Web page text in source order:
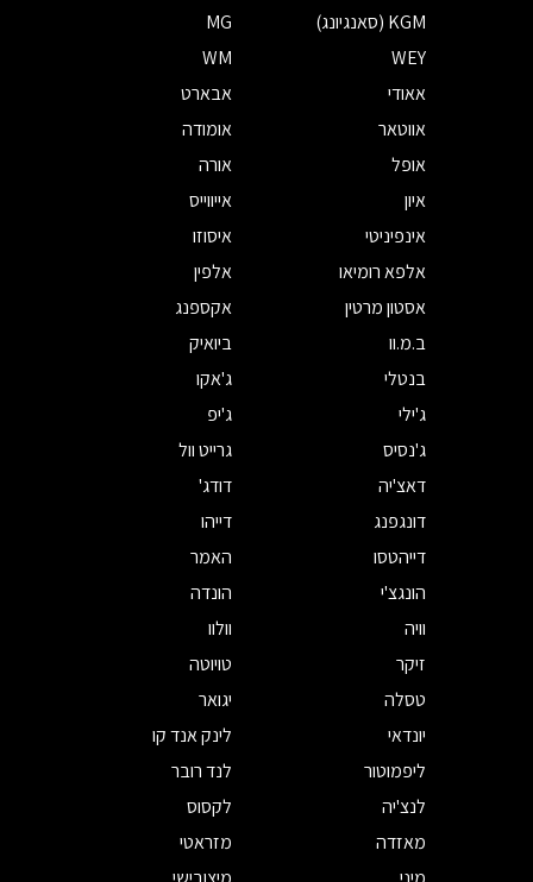
KGM (סאנגיונג)
MG
WEY
WM
אאודי
אבארט
אווטאר
אומודה
אופל
אורה
איון
אייווייס
אינפיניטי
איסוזו
אלפא רומיאו
אלפין
אסטון מרטין
אקספנג
ב.מ.וו
ביואיק
בנטלי
ג'אקו
ג'ילי
ג'יפ
ג'נסיס
גרייט וול
דאצ'יה
דודג'
דונגפנג
דייהו
דייהטסו
האמר
הונגצ'י
הונדה
וויה
וולוו
זיקר
טויוטה
טסלה
יגואר
יונדאי
לינק אנד קו
ליפמוטור
לנד רובר
לנצ'יה
לקסוס
מאזדה
מזראטי